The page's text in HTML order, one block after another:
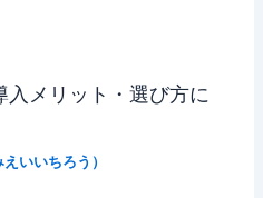
メリット・選び方に
いいちろう）